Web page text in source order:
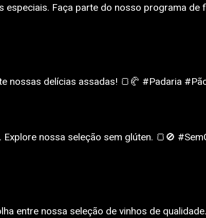
especiais. Faça parte do nosso programa
nossas delícias assadas! 🍞🥐 #Padaria
nossa seleção sem glúten. 🍞🚫
entre nossa seleção de vinhos de